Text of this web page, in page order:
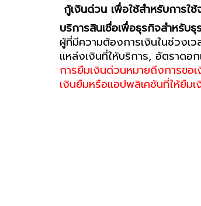
กู้เงินด่วน เพื่อใช้สำหรับการใ
บริการสินเชื่อเพื่อธุรกิจสำหรับ
ผู้ที่มีความต้องการเงินในช่วงเ
แหล่งเงินที่ให้บริการ, อัตราดอ
การยืมเงินด่วนหมายถึงการขอ
เงินยืมหรือแอปพลิเคชันที่ให้ยืม